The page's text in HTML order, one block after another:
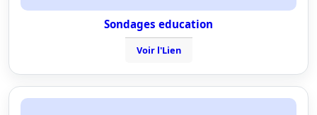
Sondages education
Voir l'Lien